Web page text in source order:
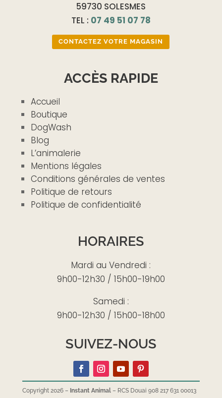
59730 SOLESMES
TEL : 07 49 51 07 78
CONTACTEZ VOTRE MAGASIN
ACCÈS RAPIDE
Accueil
Boutique
DogWash
Blog
L’animalerie
Mentions légales
Conditions générales de ventes
Politique de retours
Politique de confidentialité
HORAIRES
Mardi au Vendredi :
9h00-12h30 / 15h00-19h00
Samedi :
9h00-12h30 / 15h00-18h00
SUIVEZ-NOUS
Copyright 2026 – Instant Animal– RCS Douai 908 217 631 00013